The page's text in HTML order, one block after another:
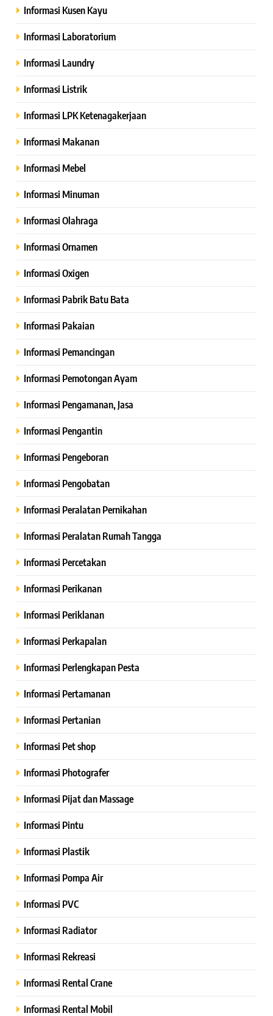
Informasi Kusen Kayu
Informasi Laboratorium
Informasi Laundry
Informasi Listrik
Informasi LPK Ketenagakerjaan
Informasi Makanan
Informasi Mebel
Informasi Minuman
Informasi Olahraga
Informasi Ornamen
Informasi Oxigen
Informasi Pabrik Batu Bata
Informasi Pakaian
Informasi Pemancingan
Informasi Pemotongan Ayam
Informasi Pengamanan, Jasa
Informasi Pengantin
Informasi Pengeboran
Informasi Pengobatan
Informasi Peralatan Pernikahan
Informasi Peralatan Rumah Tangga
Informasi Percetakan
Informasi Perikanan
Informasi Periklanan
Informasi Perkapalan
Informasi Perlengkapan Pesta
Informasi Pertamanan
Informasi Pertanian
Informasi Pet shop
Informasi Photografer
Informasi Pijat dan Massage
Informasi Pintu
Informasi Plastik
Informasi Pompa Air
Informasi PVC
Informasi Radiator
Informasi Rekreasi
Informasi Rental Crane
Informasi Rental Mobil